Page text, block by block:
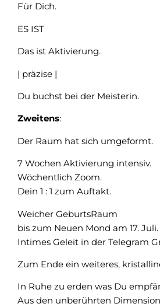
Für Dich.
ES IST
Das ist Aktivierung.
| präzise |
Du buchst bei der Meisterin.
Zweitens:
Der Raum hat sich umgeformt.
7 Wochen Aktivierung intensiv.
Wöchentlich Zoom.
Dein 1 : 1 zum Auftakt.
Weicher GeburtsRaum
bis zum Neuen Mond am 17. Juli.
Intimes Geleit in der Telegram
Zum Ende ein weiteres,
In Ruhe zu erden was Du
Aus den unberührten